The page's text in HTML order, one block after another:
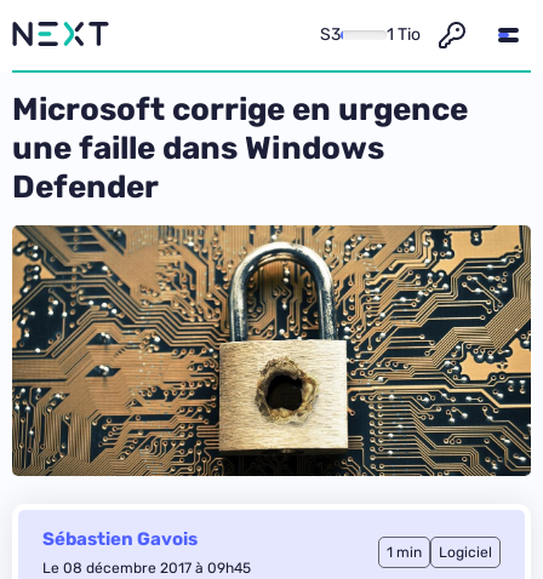
S3 1 Tio
Microsoft corrige en urgence
une faille dans Windows
Defender
Sébastien Gavois
Le 08 décembre 2017 à 09h45
1 min Logiciel